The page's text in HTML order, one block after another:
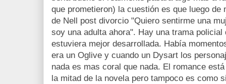
que prometieron) la cuestión es que luego
de Nell post divorcio "Quiero sentirme una
soy una adulta ahora". Hay una trama policial
estuviera mejor desarrollada. Había
era un Oglive y cuando un Dysart los
nada es mas coral que nada. El romance
la mitad de la novela pero tampoco es como